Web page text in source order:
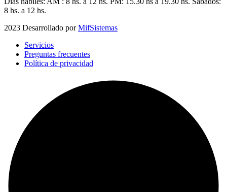
8 hs. a 12 hs.
2023 Desarrollado porMifSistemas
Servicios
Preguntas frecuentes
Política de privacidad